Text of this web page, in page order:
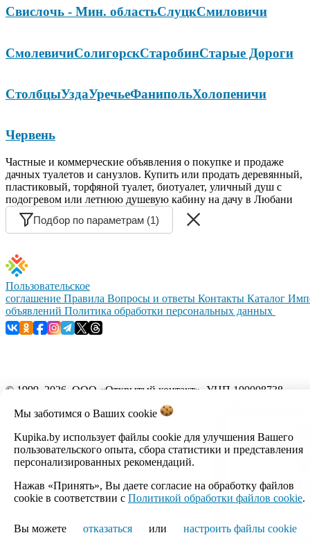
Свислочь - Мин. областьСлуцкСмиловичи
СмолевичиСолигорскСтаробинСтарые Дороги
СтолбцыУздаУречьеФанипольХолопеничи
Червень
Частные и коммерческие объявления о покупке и продаже
дачных туалетов и санузлов. Купить или продать деревянный,
пластиковый, торфяной туалет, биотуалет, уличный душ с
подогревом или летнюю душевую кабину на дачу в Любани
Подбор по параметрам (1)
Мы заботимся о Ваших cookie
Kupika.by использует файлы cookie для улучшения Вашего
пользовательского опыта, сбора статистики и представления
персонализированных рекомендаций.
Нажав «Принять», Вы даете согласие на обработку файлов
cookie в соответствии с Политикой обработки файлов cookie.
Вы можете отказаться или настроить файлы cookie
Пользовательское
соглашение Правила Вопросы и ответы Контакты Каталог
объявлений Политика обработки персональных данных
© 1999–2026, ООО «Открытый контакт». УНП 100008738.
Республика Беларусь, г.Минск, ул.Кальварийская, 17-518.
Время работы с 09:00 до 18:00.
Настройка cookie